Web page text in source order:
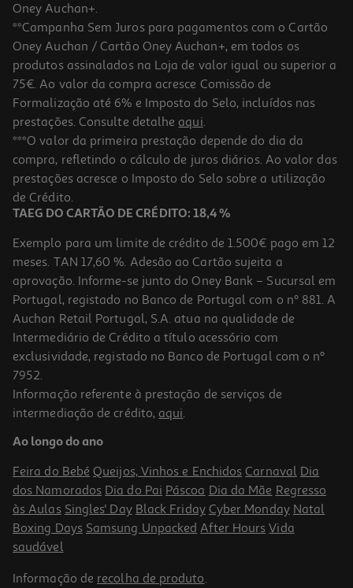
Auriculares Tws Qilive Q.1468 Purple
14.99 €/un
14,99 €
Auriculares Tws In Ear Qilive 600158496 Branco Q1421
24.99 €/un
24,99 €
Oney Auchan+.
**Campanha Sem Juros para pagamentos com o Cartão
Oney Auchan / Cartão Oney Auchan+, em todos os
produtos assinalados na Loja de valor igual ou superior a
75€. Ao valor da compra acresce Comissão de
Formalização até 6% e Imposto do Selo, incluídos nas
prestações. Consulte detalhe aqui.
***O valor da primeira prestação depende do dia da
compra, refletindo o cálculo de juros diários. Ao valor das
prestações acresce o Imposto do Selo sobre a utilização
de Crédito.
TAEG DO CARTÃO DE CRÉDITO: 18,4 %
Exemplo para um limite de crédito de 1.500€ pago em 12
meses. TAN 17,60 %. Adesão ao Cartão sujeita a
aprovação. Informe-se junto do Oney Bank – Sucursal em
Portugal, registado no Banco de Portugal com o nº 881. A
Auchan Retail Portugal, S.A. atua na qualidade de
Intermediário de Crédito a título acessório com
exclusividade, registado no Banco de Portugal com o nº
7952.
Informação referente à prestação de serviços de
intermediação de crédito, aqui.
Ao longo do ano
Feira do Bebé Queijos, Vinhos e Enchidos Carnaval Dia
dos Namorados Dia do Pai Páscoa Dia da Mãe Regresso
às Aulas Singles' Day Black Friday Cyber Monday Natal
Boxing Days Samsung Unpacked After Hours Vida
saudável
Informação de recolha de produto.